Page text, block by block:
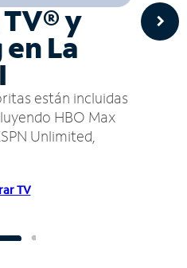
y
La
están incluidas
HBO Max
Unlimited,
TV